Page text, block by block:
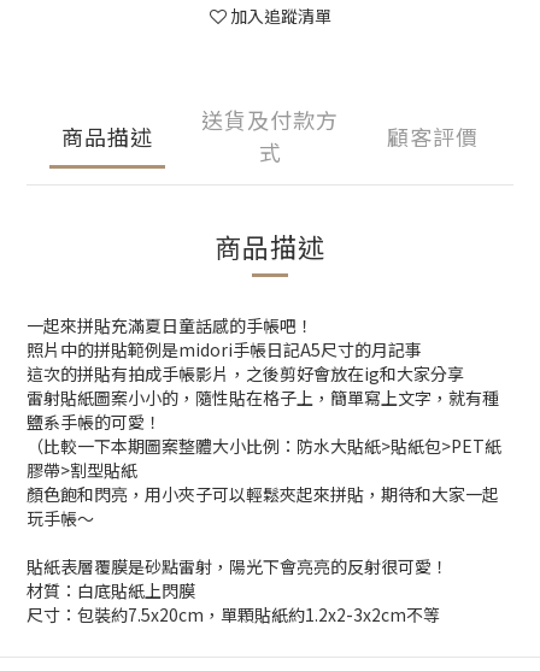
加入追蹤清單
商品描述
送貨及付款方
式
顧客評價
商品描述
一起來拼貼充滿夏日童話感的手帳吧！
照片中的拼貼範例是midori手帳日記A5尺寸的月記事
這次的拼貼有拍成手帳影片，之後剪好會放在ig和大家分享
雷射貼紙圖案小小的，隨性貼在格子上，簡單寫上文字，就有種
鹽系手帳的可愛！
（比較一下本期圖案整體大小比例：防水大貼紙>貼紙包>PET紙
膠帶>割型貼紙
顏色飽和閃亮，用小夾子可以輕鬆夾起來拼貼，期待和大家一起
玩手帳～
貼紙表層覆膜是砂點雷射，陽光下會亮亮的反射很可愛！
材質：白底貼紙上閃膜
尺寸：包裝約7.5x20cm，單顆貼紙約1.2x2-3x2cm不等